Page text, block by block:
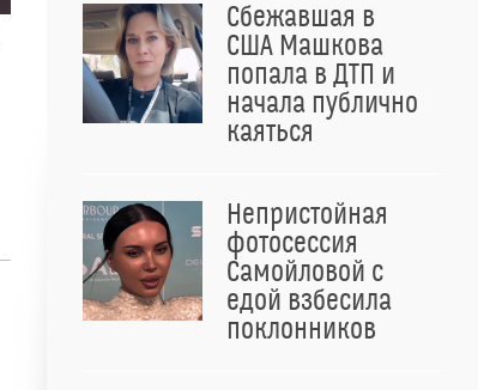
Сбежавшая в
США Машкова
попала в ДТП и
начала публично
каяться
Непристойная
фотосессия
Самойловой с
едой взбесила
поклонников